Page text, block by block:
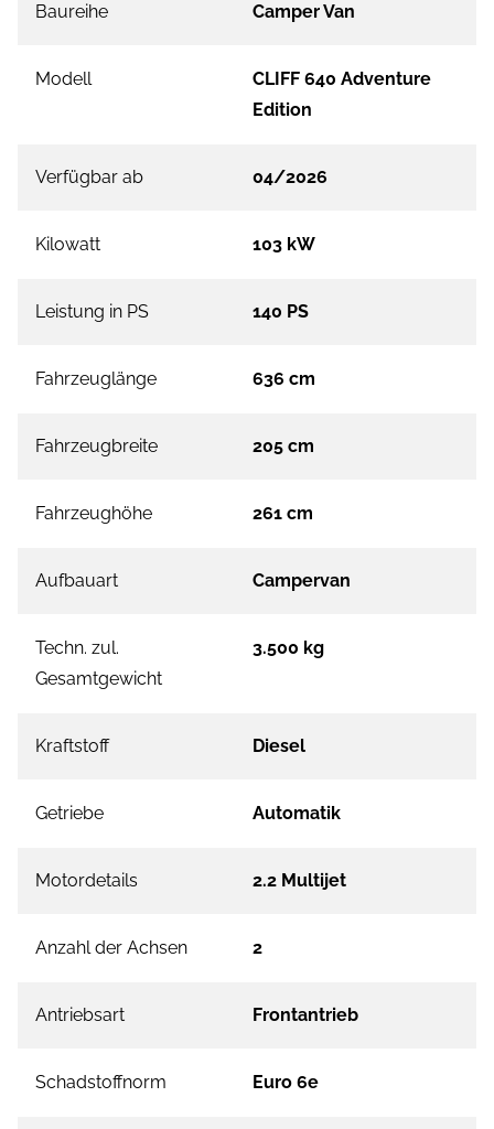
Baureihe Camper Van
Modell
CLIFF 640 Adventure
Edition
Verfügbar ab 04/2026
Kilowatt 103 kW
Leistung in PS 140 PS
Fahrzeuglänge 636 cm
Fahrzeugbreite 205 cm
Fahrzeughöhe 261 cm
Aufbauart Campervan
Techn. zul.
Gesamtgewicht
3.500 kg
Kraftstoff Diesel
Getriebe Automatik
Motordetails 2.2 Multijet
Anzahl der Achsen 2
Antriebsart Frontantrieb
Schadstoffnorm Euro 6e